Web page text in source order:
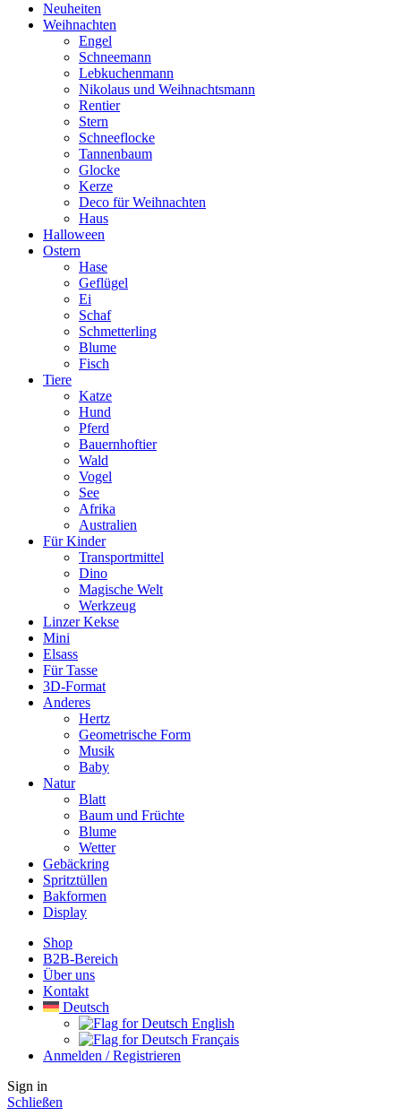
Neuheiten
Weihnachten
Engel
Schneemann
Lebkuchenmann
Nikolaus und Weihnachtsmann
Rentier
Stern
Schneeflocke
Tannenbaum
Glocke
Kerze
Deco für Weihnachten
Haus
Halloween
Ostern
Hase
Geflügel
Ei
Schaf
Schmetterling
Blume
Fisch
Tiere
Katze
Hund
Pferd
Bauernhoftier
Wald
Vogel
See
Afrika
Australien
Für Kinder
Transportmittel
Dino
Magische Welt
Werkzeug
Linzer Kekse
Mini
Elsass
Für Tasse
3D-Format
Anderes
Hertz
Geometrische Form
Musik
Baby
Natur
Blatt
Baum und Früchte
Blume
Wetter
Gebäckring
Spritztüllen
Bakformen
Display
Shop
B2B-Bereich
Über uns
Kontakt
Deutsch
English
Français
Anmelden / Registrieren
Sign in
Schließen